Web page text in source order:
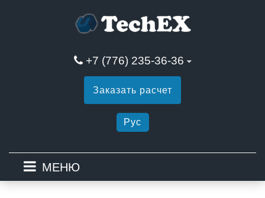
+7 (776) 235-36-36
Заказать расчет
Рус
МЕНЮ